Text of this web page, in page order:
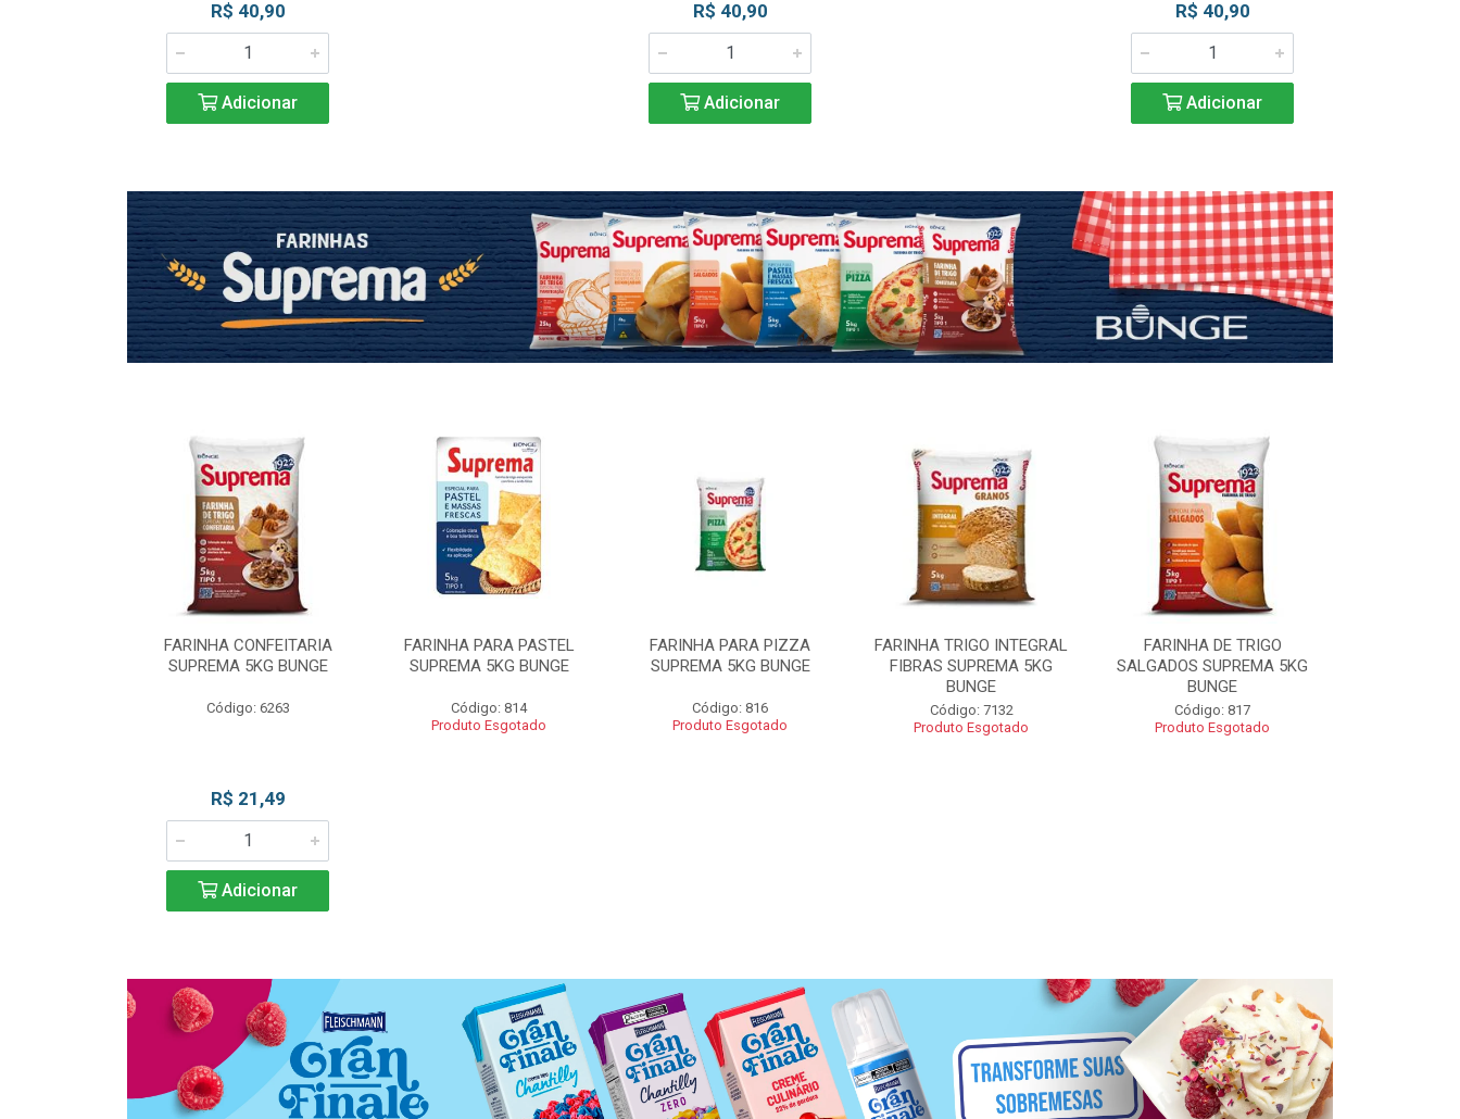
R$ 40,90
Adicionar
R$ 40,90
Adicionar
R$ 40,90
Adicionar
FARINHA CONFEITARIA
SUPREMA 5KG BUNGE
Código: 6263
R$ 21,49
Adicionar
FARINHA PARA PASTEL
SUPREMA 5KG BUNGE
Código: 814
Produto Esgotado
FARINHA PARA PIZZA
SUPREMA 5KG BUNGE
Código: 816
Produto Esgotado
FARINHA TRIGO INTEGRAL
FIBRAS SUPREMA 5KG
BUNGE
Código: 7132
Produto Esgotado
FARINHA DE TRIGO
SALGADOS SUPREMA 5KG
BUNGE
Código: 817
Produto Esgotado